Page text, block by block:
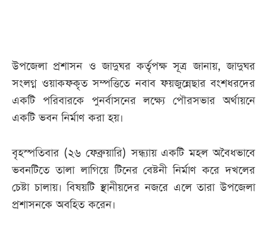
উপজেলা প্রশাসন ও জাদুঘর কর্তৃপক্ষ সূত্র জানায়, জাদুঘর
সংলগ্ন ওয়াকফকৃত সম্পত্তিতে নবাব ফয়জুন্নেছার বংশধরদের
একটি পরিবারকে পুনর্বাসনের লক্ষ্যে পৌরসভার অর্থায়নে
একটি ভবন নির্মাণ করা হয়।
বৃহস্পতিবার (২৬ ফেব্রুয়ারি) সন্ধ্যায় একটি মহল অবৈধভাবে
ভবনটিতে তালা লাগিয়ে টিনের বেষ্টনী নির্মাণ করে দখলের
চেষ্টা চালায়। বিষয়টি স্থানীয়দের নজরে এলে তারা উপজেলা
প্রশাসনকে অবহিত করেন।